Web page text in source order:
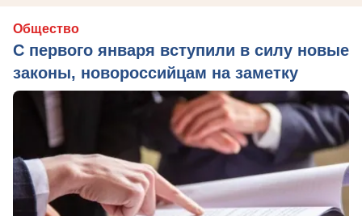
Общество
С первого января вступили в силу новые
законы, новороссийцам на заметку